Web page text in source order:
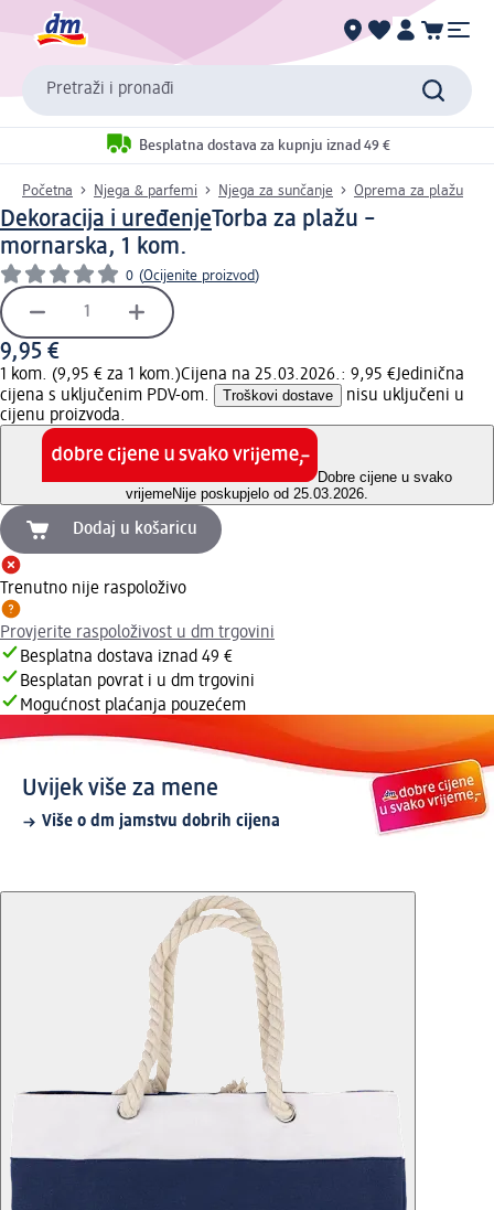
Pretraži i pronađi
Besplatna dostava za kupnju iznad 49 €
Početna Njega & parfemi Njega za sunčanje Oprema za plažu
Dekoracija i uređenjeTorba za plažu –
mornarska, 1 kom.
0 (Ocijenite proizvod)
9,95 €
1 kom. (9,95 € za 1 kom.)Cijena na 25.03.2026.: 9,95 €Jedinična
cijena s uključenim PDV-om.
Troškovi dostave
nisu uključeni u
cijenu proizvoda.
Dobre cijene u svako
vrijemeNije poskupjelo od 25.03.2026.
Dodaj u košaricu
Trenutno nije raspoloživo
Provjerite raspoloživost u dm trgovini
Besplatna dostava iznad 49 €
Besplatan povrat i u dm trgovini
Mogućnost plaćanja pouzećem
Uvijek više za mene
Više o dm jamstvu dobrih cijena